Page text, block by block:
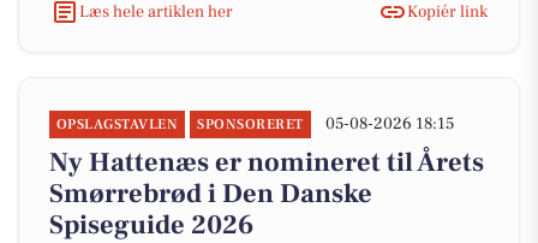
Læs hele artiklen her
Kopiér link
OPSLAGSTAVLEN SPONSORERET 05-08-2026 18:15
Ny Hattenæs er nomineret til Årets
Smørrebrød i Den Danske
Spiseguide 2026